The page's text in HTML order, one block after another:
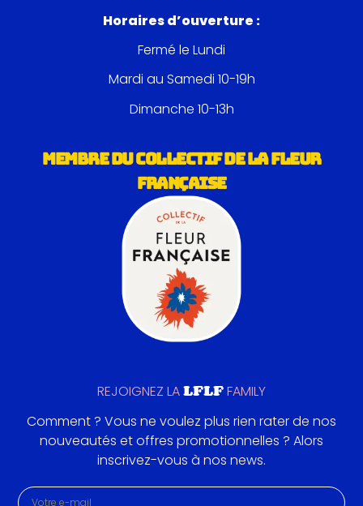
Horaires d’ouverture :
Fermé le Lundi
Mardi au Samedi 10-19h
Dimanche 10-13h
MEMBRE DU COLLECTIF DE LA FLEUR
FRANÇAISE
REJOIGNEZ LALFLFFAMILY
Comment ? Vous ne voulez plus rien rater de nos
nouveautés et offres promotionnelles ? Alors
inscrivez-vous à nos news.